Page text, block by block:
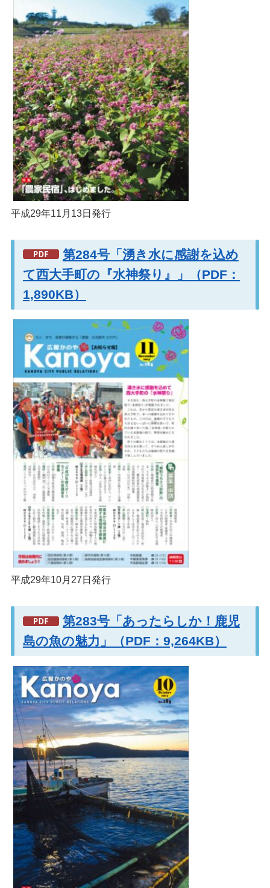
平成29年11月13日発行
第284号「湧き水に感謝を込め
て西大手町の『水神祭り』」（PDF：
1,890KB）
平成29年10月27日発行
第283号「あったらしか！鹿児
島の魚の魅力」（PDF：9,264KB）